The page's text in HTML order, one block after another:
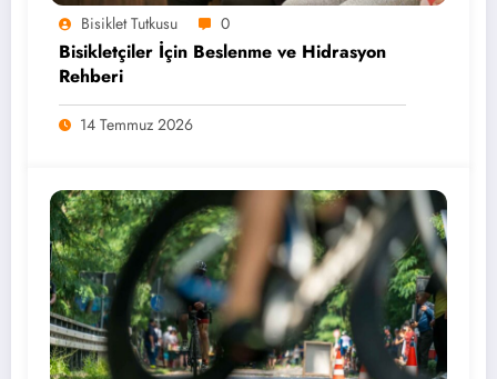
Bisiklet Tutkusu 0
Bisikletçiler İçin Beslenme ve Hidrasyon
Rehberi
14 Temmuz 2026